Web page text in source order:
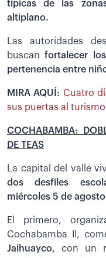
típicas de las
altiplano.
Las autoridades
buscanfortalecer
pertenencia entre
MIRA AQUÍ: Cuatro
sus puertas al
COCHABAMBA:
DE TEAS
La capital del valle
dos desfiles
miércoles 5 de agosto
El primero,
Cochabamba II,
Jaihuayco, con un